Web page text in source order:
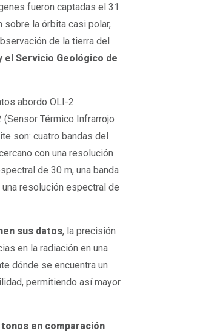
fueron captadas el 31
la órbita casi polar,
de la tierra del
el Servicio Geológico de
abordo OLI-2
Térmico Infrarrojo
son: cuatro bandas del
con una resolución
de 30 m, una banda
resolución espectral de
sus datos, la precisión
en la radiación en una
dónde se encuentra un
permitiendo así mayor
en comparación